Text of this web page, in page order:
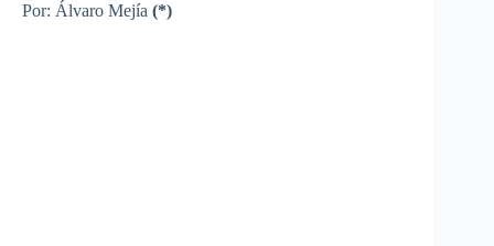
Por: Álvaro Mejía (*)